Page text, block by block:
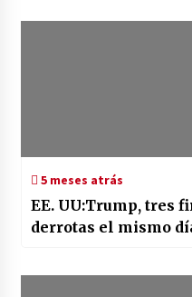
5 meses atrás
EE. UU:Trump, tres
derrotas el mismo